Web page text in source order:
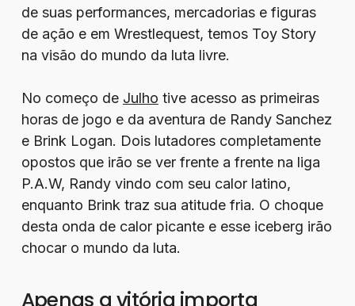
de suas performances, mercadorias e figuras
de ação e em Wrestlequest, temos Toy Story
na visão do mundo da luta livre.
No começo de Julho tive acesso as primeiras
horas de jogo e da aventura de Randy Sanchez
e Brink Logan. Dois lutadores completamente
opostos que irão se ver frente a frente na liga
P.A.W, Randy vindo com seu calor latino,
enquanto Brink traz sua atitude fria. O choque
desta onda de calor picante e esse iceberg irão
chocar o mundo da luta.
Apenas a vitória importa